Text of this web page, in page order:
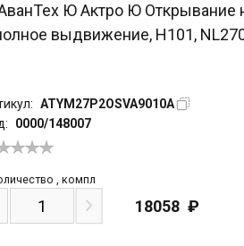
Ю Актро Ю
выдвижение, H101,
ATYM27P2OSVA9010A
0000/148007
компл
18058 ₽